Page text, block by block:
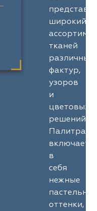
широкий
тканей
различных
фактур,
узоров
и
цветовых
решений.
Палитра
включает
в
себя
нежные
оттенки,